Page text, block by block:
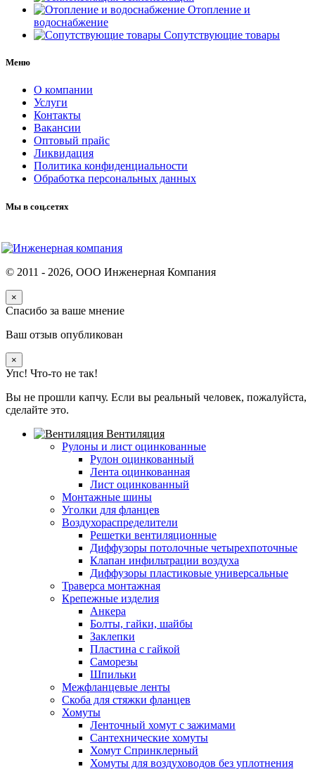
Отопление и
водоснабжение
Сопутствующие товары
Меню
О компании
Услуги
Контакты
Вакансии
Оптовый прайс
Ликвидация
Политика конфиденциальности
Обработка персональных данных
Мы в соц.сетях
© 2011 - 2026, ООО Инженерная Компания
×
Спасибо за ваше мнение
Ваш отзыв опубликован
×
Упс! Что-то не так!
Вы не прошли капчу. Если вы реальный человек, пожалуйста,
сделайте это.
Вентиляция
Рулоны и лист оцинкованные
Рулон оцинкованный
Лента оцинкованная
Лист оцинкованный
Монтажные шины
Уголки для фланцев
Воздухораспределители
Решетки вентиляционные
Диффузоры потолочные четырехпоточные
Клапан инфильтрации воздуха
Диффузоры пластиковые универсальные
Траверса монтажная
Крепежные изделия
Анкера
Болты, гайки, шайбы
Заклепки
Пластина с гайкой
Саморезы
Шпильки
Межфланцевые ленты
Скоба для стяжки фланцев
Хомуты
Ленточный хомут с зажимами
Сантехнические хомуты
Хомут Спринклерный
Хомуты для воздуховодов без уплотнения